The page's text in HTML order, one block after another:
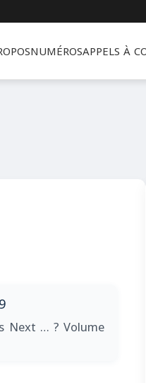
NUMÉROSAPPELS À
Next … ? Volume